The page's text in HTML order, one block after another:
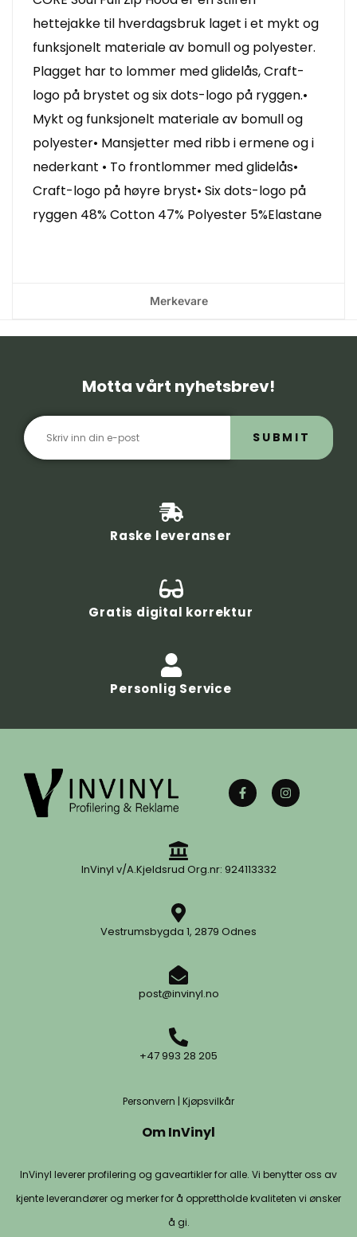
hettejakke til hverdagsbruk laget i et mykt og
funksjonelt materiale av bomull og polyester.
Plagget har to lommer med glidelås, Craft-
logo på brystet og six dots-logo på ryggen.•
Mykt og funksjonelt materiale av bomull og
polyester• Mansjetter med ribb i ermene og i
nederkant • To frontlommer med glidelås•
Craft-logo på høyre bryst• Six dots-logo på
ryggen 48% Cotton 47% Polyester 5%Elastane
Merkevare
Motta vårt nyhetsbrev!
SUBMIT
Raske leveranser
Gratis digital korrektur
Personlig Service
InVinyl v/A.Kjeldsrud Org.nr: 924113332
Vestrumsbygda 1, 2879 Odnes
post@invinyl.no
+47 993 28 205
Personvern | Kjøpsvilkår
Om InVinyl
InVinyl leverer profilering og gaveartikler for alle. Vi benytter oss av
kjente leverandører og merker for å opprettholde kvaliteten vi ønsker
å gi.